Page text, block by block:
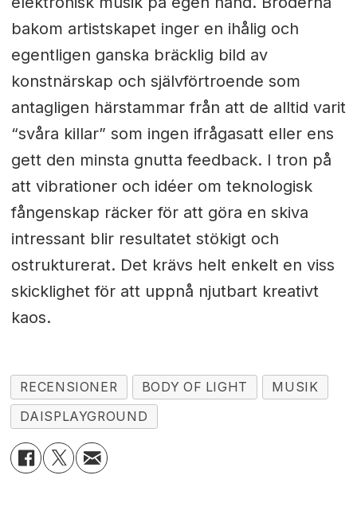
bakom artistskapet inger en ihålig och
egentligen ganska bräcklig bild av
konstnärskap och självförtroende som
antagligen härstammar från att de alltid varit
“svåra killar” som ingen ifrågasatt eller ens
gett den minsta gnutta feedback. I tron på
att vibrationer och idéer om teknologisk
fångenskap räcker för att göra en skiva
intressant blir resultatet stökigt och
ostrukturerat. Det krävs helt enkelt en viss
skicklighet för att uppnå njutbart kreativt
kaos.
RECENSIONER BODY OF LIGHT
MUSIK
DAISPLAYGROUND